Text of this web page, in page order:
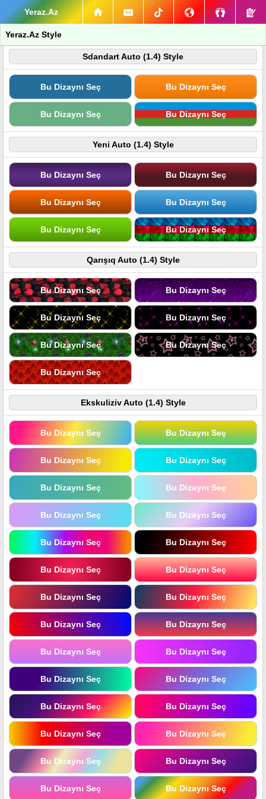
Yeraz.Az
Yeraz.Az Style
Sdandart Auto (1.4) Style
Bu Dizaynı Seç Bu Dizaynı Seç
Bu Dizaynı Seç Bu Dizaynı Seç
Yeni Auto (1.4) Style
Bu Dizaynı Seç Bu Dizaynı Seç
Bu Dizaynı Seç Bu Dizaynı Seç
Bu Dizaynı Seç Bu Dizaynı Seç
Qarışıq Auto (1.4) Style
Bu Dizaynı Seç Bu Dizaynı Seç
Bu Dizaynı Seç Bu Dizaynı Seç
Bu Dizaynı Seç Bu Dizaynı Seç
Bu Dizaynı Seç
Ekskuliziv Auto (1.4) Style
Bu Dizaynı Seç Bu Dizaynı Seç
Bu Dizaynı Seç Bu Dizaynı Seç
Bu Dizaynı Seç Bu Dizaynı Seç
Bu Dizaynı Seç Bu Dizaynı Seç
Bu Dizaynı Seç Bu Dizaynı Seç
Bu Dizaynı Seç Bu Dizaynı Seç
Bu Dizaynı Seç Bu Dizaynı Seç
Bu Dizaynı Seç Bu Dizaynı Seç
Bu Dizaynı Seç Bu Dizaynı Seç
Bu Dizaynı Seç Bu Dizaynı Seç
Bu Dizaynı Seç Bu Dizaynı Seç
Bu Dizaynı Seç Bu Dizaynı Seç
Bu Dizaynı Seç Bu Dizaynı Seç
Bu Dizaynı Seç Bu Dizaynı Seç